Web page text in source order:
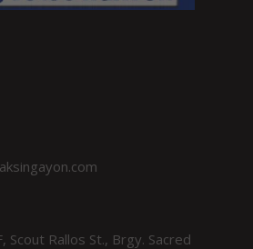
Scout Rallos St., Brgy. Sacred